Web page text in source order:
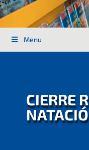
Menu
CIERRE